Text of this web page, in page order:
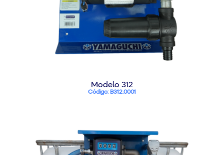
Modelo 312
Código: B312.0001